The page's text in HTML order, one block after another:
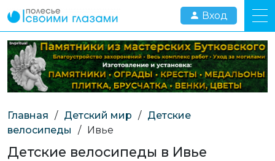
Вход
Главная / Детский мир / Детские
велосипеды
/ Ивье
Детские велосипеды в Ивье